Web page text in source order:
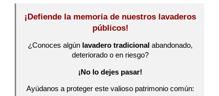
¡Defiende la memoria de nuestros lavaderos
públicos!
¿Conoces algún lavadero tradicional abandonado,
deteriorado o en riesgo?
¡No lo dejes pasar!
Ayúdanos a proteger este valioso patrimonio común: